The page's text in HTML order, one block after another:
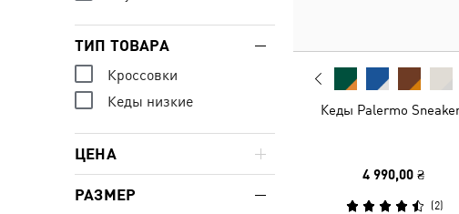
Кеды Palermo
4 990,00 ₴
(2)
ТИП ТОВАРА
Кроссовки
Кеды низкие
ЦЕНА
РАЗМЕР